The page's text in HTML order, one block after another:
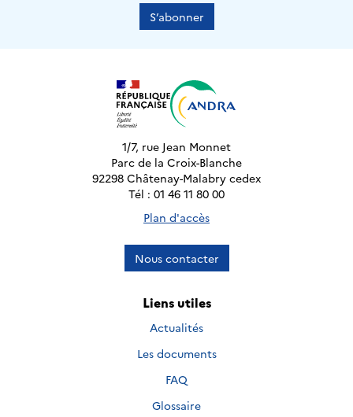
S’abonner
1/7, rue Jean Monnet
Parc de la Croix-Blanche
92298 Châtenay-Malabry cedex
Tél : 01 46 11 80 00
Plan d'accès
Nous contacter
Liens utiles
Actualités
Les documents
FAQ
Glossaire